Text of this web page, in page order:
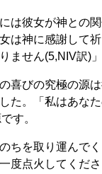
は彼女が神との
は神に感謝して
ません(5,NIV訳)
喜びの究極の源
た。「私はあな
す。
ちを取り運んで
度点火してくだ